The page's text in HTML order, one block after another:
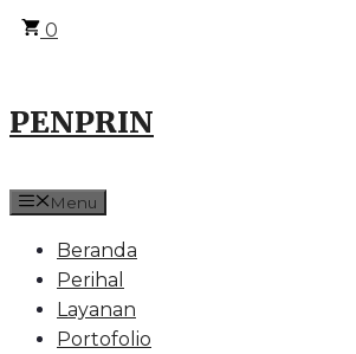
0
PENPRIN
Menu
Beranda
Perihal
Layanan
Portofolio